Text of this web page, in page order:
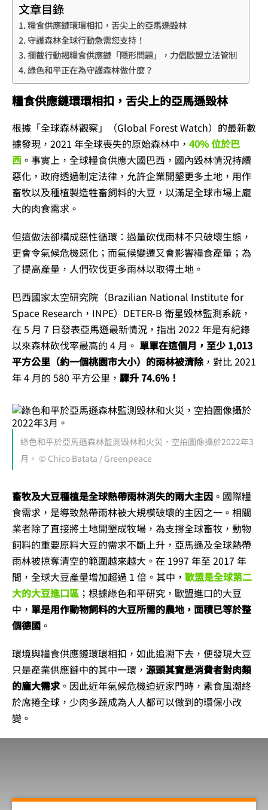
文章目錄
糧食供應鏈環環相扣，舌尖上的亞馬遜毀林
守護森林全球行動急需您支持！
攔截行動揭糧食供應鏈「隱形問題」，力倡歐盟立法管制
綠色和平正在為守護森林做什麼？
糧食供應鏈環環相扣，舌尖上的亞馬遜毀林
根據「全球森林觀察」（Global Forest Watch）的最新數
據發現，2021 年全球喪失的原始森林中， 40% 位於巴
西 。事實上，全球糧食供應大國巴西，國內毀林情況持續
惡化，政府透過制定法律，允許企業開墾更多土地，用作
畜牧以及種植製造牲畜飼料的大豆，以滿足全球市場上龐
大的肉食需求。
但這做法卻構成惡性循環：過量砍伐雨林不只破壞生態，
更會令氣候危機惡化；而氣候變遷又會影響糧食產量；為
了提高產量，人們砍伐更多雨林以取得土地。
巴西國家太空研究院（Brazilian National Institute for
Space Research，INPE）DETER-B 衛星毀林監測系統，
在 5 月 7 日發表亞馬遜最新情況，指出 2022 年是有紀錄
以來森林砍伐率最高的 4 月。 單單在這個月，至少 1,013
平方公里（約一個桃園市大小）的雨林被清除，對比 2021
年 4 月的 580 平方公里， 驟升 74.6%！
綠色和平於亞馬遜森林監測毀林和火災，空拍圖像攝於2022年3
月。 © Chico Batata / Greenpeace
畜牧及大豆種植是全球熱帶雨林消失的兩大主因 。國際糧
食需求，是導致熱帶雨林被大規模破壞的主因之一。相關
業者除了直接將土地開墾成牧場，為支撐全球畜牧，動物
飼料的重要原料大豆的需求不斷上升，亞馬遜及全球熱帶
雨林被掠奪清空的範圍越來越大。在 1997 年至 2017 年
間，全球大豆產量增加超過 1 倍。其中， 歐盟是全球第二
大的大豆進口區 ；根據綠色和平研究，歐盟進口的大豆
中， 單是用作動物飼料的大豆所需的農地，面積已等於整
個德國 。
環境與糧食供應鏈環環相扣，如此追溯下去，便發現大豆
只是產業供應鏈中的其中一環， 源頭其實是消費者對肉類
的龐大需求。因此近年氣候危機迫近家門時，素食風潮終
於席捲全球，少肉多蔬成為人人都可以做到的環保小改
變。